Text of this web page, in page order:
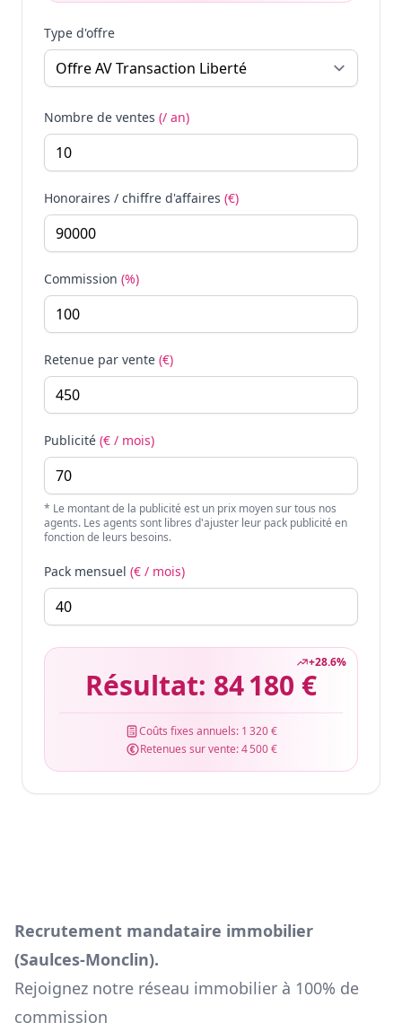
Type d'offre
Nombre de ventes (/ an)
Honoraires / chiffre d'affaires (€)
Commission (%)
Retenue par vente (€)
Publicité (€ / mois)
* Le montant de la publicité est un prix moyen sur tous nos
agents. Les agents sont libres d'ajuster leur pack publicité en
fonction de leurs besoins.
Pack mensuel (€ / mois)
+28.6%
Résultat: 84 180 €
Coûts fixes annuels: 1 320 €
Retenues sur vente:4 500 €
Recrutement mandataire immobilier
(Saulces-Monclin).
Rejoignez notre réseau immobilier à 100% de
commission